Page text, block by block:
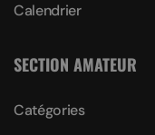
Calendrier
SECTION AMATEUR
Catégories